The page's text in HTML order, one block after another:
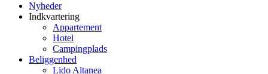
Nyheder
Indkvartering
Appartement
Hotel
Campingplads
Beliggenhed
Lido Altanea